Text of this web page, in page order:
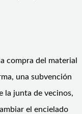
compra del material
una subvención
la junta de vecinos,
el encielado